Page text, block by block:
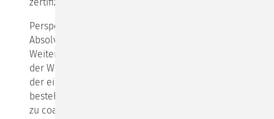
Perspekto Coaching gibt jetzt 8 Studierenden und
Absolvent:innen die Gelegenheit, zum nächsten
Weiterbildungsstart im Juni dabei zu sein. Alle Kosten
der Weiterbildung werden übernommen und nach
der einjährigen berufsbegleitenden Weiterbildung
besteht die Möglichkeit, freiberuflich für Perspekto
zu coachen.